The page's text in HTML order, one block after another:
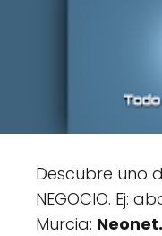
Descubre uno
NEGOCIO. Ej:
Murcia: